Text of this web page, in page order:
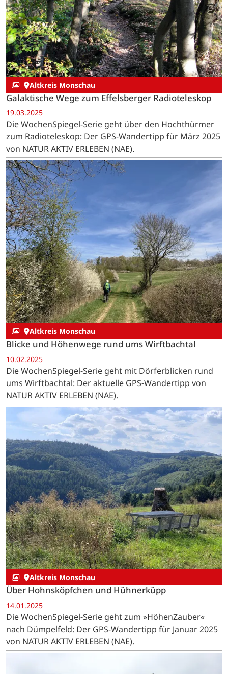
Altkreis Monschau
Galaktische Wege zum Effelsberger Radioteleskop
19.03.2025
Die WochenSpiegel-Serie geht über den Hochthürmer
zum Radioteleskop: Der GPS-Wandertipp für März 2025
von NATUR AKTIV ERLEBEN (NAE).
Altkreis Monschau
Blicke und Höhenwege rund ums Wirftbachtal
10.02.2025
Die WochenSpiegel-Serie geht mit Dörferblicken rund
ums Wirftbachtal: Der aktuelle GPS-Wandertipp von
NATUR AKTIV ERLEBEN (NAE).
Altkreis Monschau
Über Hohnsköpfchen und Hühnerküpp
14.01.2025
Die WochenSpiegel-Serie geht zum »HöhenZauber«
nach Dümpelfeld: Der GPS-Wandertipp für Januar 2025
von NATUR AKTIV ERLEBEN (NAE).